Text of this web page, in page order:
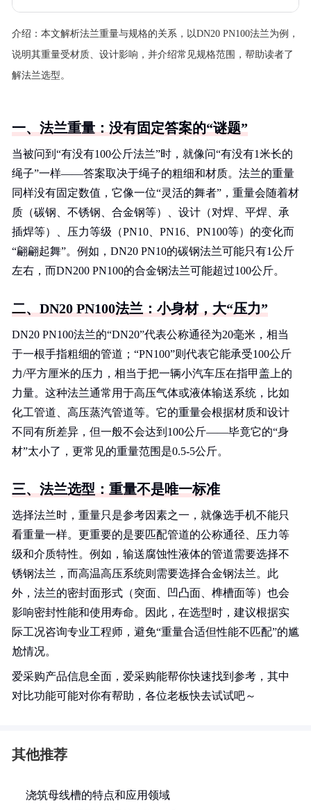
介绍： 本文解析法兰重量与规格的关系，以DN20 PN100法兰为例，
说明其重量受材质、设计影响，并介绍常见规格范围，帮助读者了
解法兰选型。
一、法兰重量：没有固定答案的“谜题”
当被问到“有没有100公斤法兰”时，就像问“有没有1米长的
绳子”一样——答案取决于绳子的粗细和材质。法兰的重量
同样没有固定数值，它像一位“灵活的舞者”，重量会随着材
质（碳钢、不锈钢、合金钢等）、设计（对焊、平焊、承
插焊等）、压力等级（PN10、PN16、PN100等）的变化而
“翩翩起舞”。例如，DN20 PN10的碳钢法兰可能只有1公斤
左右，而DN200 PN100的合金钢法兰可能超过100公斤。
二、DN20 PN100法兰：小身材，大“压力”
DN20 PN100法兰的“DN20”代表公称通径为20毫米，相当
于一根手指粗细的管道；“PN100”则代表它能承受100公斤
力/平方厘米的压力，相当于把一辆小汽车压在指甲盖上的
力量。这种法兰通常用于高压气体或液体输送系统，比如
化工管道、高压蒸汽管道等。它的重量会根据材质和设计
不同有所差异，但一般不会达到100公斤——毕竟它的“身
材”太小了，更常见的重量范围是0.5-5公斤。
三、法兰选型：重量不是唯一标准
选择法兰时，重量只是参考因素之一，就像选手机不能只
看重量一样。更重要的是要匹配管道的公称通径、压力等
级和介质特性。例如，输送腐蚀性液体的管道需要选择不
锈钢法兰，而高温高压系统则需要选择合金钢法兰。此
外，法兰的密封面形式（突面、凹凸面、榫槽面等）也会
影响密封性能和使用寿命。因此，在选型时，建议根据实
际工况咨询专业工程师，避免“重量合适但性能不匹配”的尴
尬情况。
爱采购产品信息全面，爱采购能帮你快速找到参考，其中
对比功能可能对你有帮助，各位老板快去试试吧～
其他推荐
浇筑母线槽的特点和应用领域